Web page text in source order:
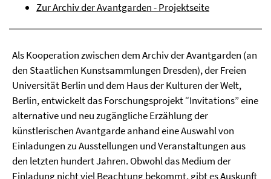
Zur Archiv der Avantgarden - Projektseite
Als Kooperation zwischen dem Archiv der Avantgarden (an
den Staatlichen Kunstsammlungen Dresden), der Freien
Universität Berlin und dem Haus der Kulturen der Welt,
Berlin, entwickelt das Forschungsprojekt “Invitations” eine
alternative und neu zugängliche Erzählung der
künstlerischen Avantgarde anhand eine Auswahl von
Einladungen zu Ausstellungen und Veranstaltungen aus
den letzten hundert Jahren. Obwohl das Medium der
Einladung nicht viel Beachtung bekommt, gibt es Auskunft